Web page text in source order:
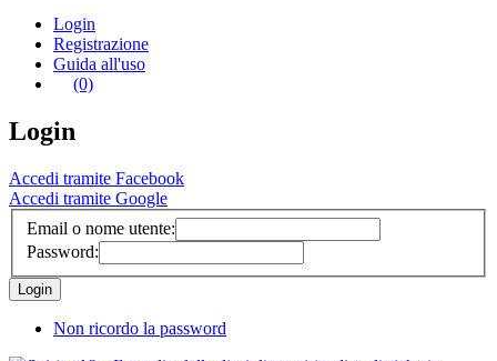
Login
Registrazione
Guida all'uso
(0)
Login
Accedi tramite Facebook
Accedi tramite Google
Email o nome utente:
Password:
Non ricordo la password